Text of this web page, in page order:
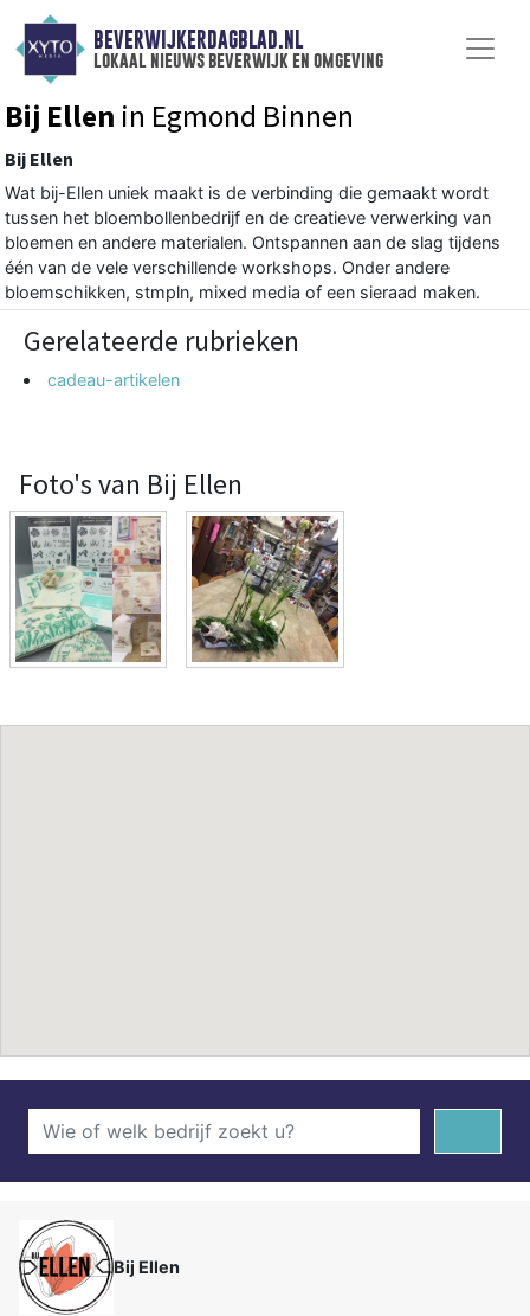
BEVERWIJKERDAGBLAD.NL
lokaal nieuws beverwijk en omgeving
Bij Ellen in Egmond Binnen
Bij Ellen
Wat bij-Ellen uniek maakt is de verbinding die gemaakt wordt
tussen het bloembollenbedrijf en de creatieve verwerking van
bloemen en andere materialen. Ontspannen aan de slag tijdens
één van de vele verschillende workshops. Onder andere
bloemschikken, stmpln, mixed media of een sieraad maken.
Gerelateerde rubrieken
cadeau-artikelen
Foto's van Bij Ellen
Bij Ellen